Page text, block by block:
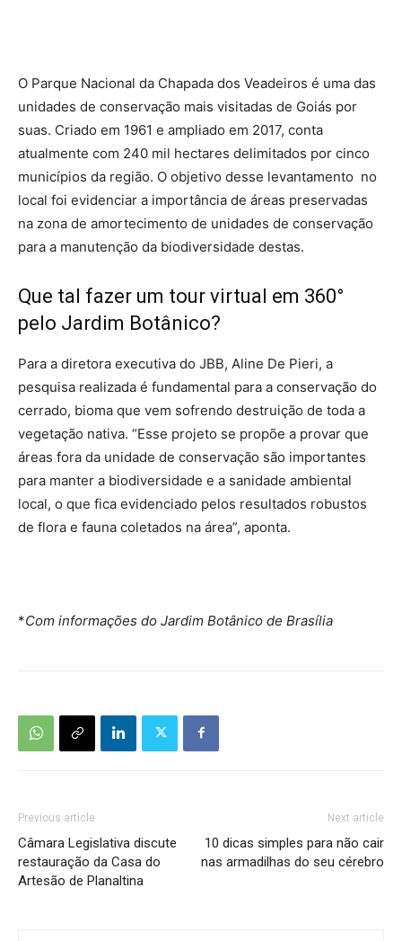
O Parque Nacional da Chapada dos Veadeiros é uma das
unidades de conservação mais visitadas de Goiás por
suas. Criado em 1961 e ampliado em 2017, conta
atualmente com 240 mil hectares delimitados por cinco
municípios da região. O objetivo desse levantamento no
local foi evidenciar a importância de áreas preservadas
na zona de amortecimento de unidades de conservação
para a manutenção da biodiversidade destas.
Que tal fazer um tour virtual em 360°
pelo Jardim Botânico?
Para a diretora executiva do JBB, Aline De Pieri, a
pesquisa realizada é fundamental para a conservação do
cerrado, bioma que vem sofrendo destruição de toda a
vegetação nativa. “Esse projeto se propõe a provar que
áreas fora da unidade de conservação são importantes
para manter a biodiversidade e a sanidade ambiental
local, o que fica evidenciado pelos resultados robustos
de flora e fauna coletados na área”, aponta.
*Com informações do Jardim Botânico de Brasília
Previous article
Câmara Legislativa discute
restauração da Casa do
Artesão de Planaltina
Next article
10 dicas simples para não cair
nas armadilhas do seu cérebro